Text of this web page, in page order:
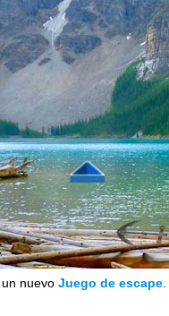
un nuevoJuego de escape